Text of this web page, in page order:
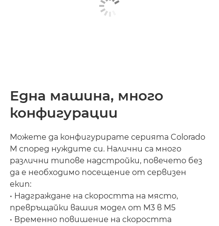
Една машина, много
конфигурации
Можете да конфигурирате серията Colorado
M според нуждите си. Налични са много
различни типове надстройки, повечето без
да е необходимо посещение от сервизен
екип:
• Надграждане на скоростта на място,
превръщайки вашия модел от M3 в M5
• Временно повишение на скоростта